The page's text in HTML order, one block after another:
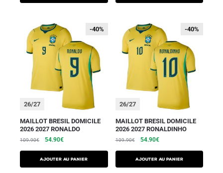
-40%
26/27
-40%
MAILLOT BRESIL DOMICILE
2026 2027 RONALDO
109.90€ 54.90€
AJOUTER AU PANIER
-40%
26/27
-40%
MAILLOT BRESIL DOMICILE
2026 2027 RONALDINHO
109.90€ 54.90€
AJOUTER AU PANIER